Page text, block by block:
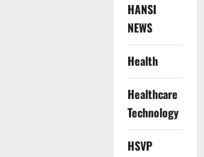
HANSI
NEWS
Health
Healthcare
Technology
HSVP